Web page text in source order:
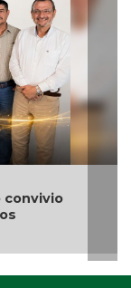
Nahle
para